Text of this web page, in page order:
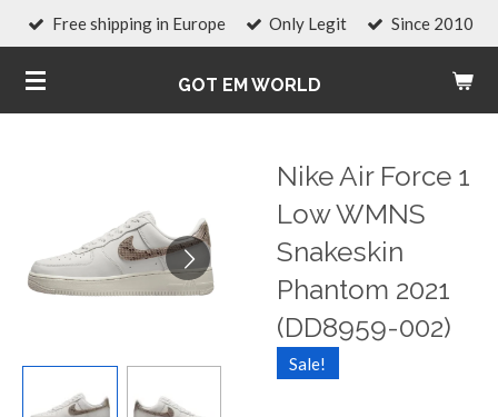
Vai
contenuto
principale
GOT EM WORLD
Free shipping in Europe Only Legit Since 2010
Nike Air Force 1
Low WMNS
Snakeskin
Phantom 2021
(DD8959-002)
Sale!